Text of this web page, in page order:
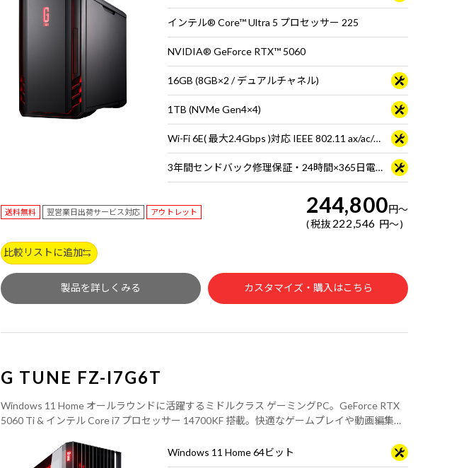
インテル® Core™ Ultra 5 プロセッサー 225
NVIDIA® GeForce RTX™ 5060
16GB (8GB×2 / デュアルチャネル)
1TB (NVMe Gen4×4)
Wi-Fi 6E( 最大2.4Gbps )対応 IEEE 802.11 ax/ac/a/b/g/n準拠 ＋ Bluetooth 5内蔵
3年間センドバック修理保証・24時間×365日電話サポート
送料無料 翌営業日出荷サービス対応 アウトレット 244,800円～
税抜 222,546 円～
比較リストに追加
製品を詳しくみる カスタマイズ・購入はこちら
G TUNE FZ-I7G6T
Windows 11 Home オールラウンドに活躍するミドルクラス ゲーミングPC。GeForce RTX
5060 Ti & インテル Core i7 プロセッサー 14700KF 搭載。快適なゲームプレイや動画編集、
Windows 11 Home 64ビット